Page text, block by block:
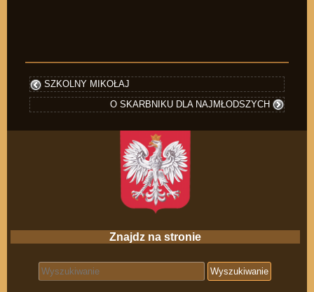
SZKOLNY MIKOŁAJ
O SKARBNIKU DLA NAJMŁODSZYCH
Znajdz na stronie
Search for: